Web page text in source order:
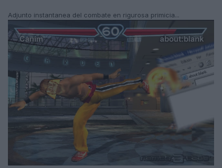
Adjunto instantanea del combate en rigurosa primicia...